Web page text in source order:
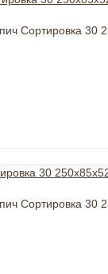
Сортировка 30
Сортировка 30